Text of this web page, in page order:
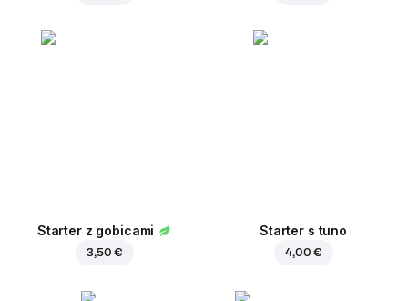
Starter z gobicami
3,50 €
Starter s tuno
4,00 €